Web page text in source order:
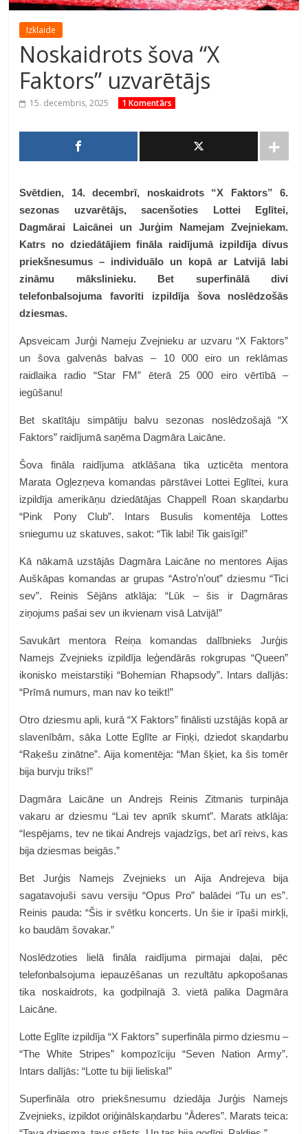
Izklaide
Noskaidrots šova “X
Faktors” uzvarētājs
15. decembris, 2025 1 Komentārs
Svētdien, 14. decembrī, noskaidrots “X Faktors” 6.
sezonas uzvarētājs, sacenšoties Lottei Eglītei,
Dagmārai Laicānei un Jurģim Namejam Zvejniekam.
Katrs no dziedātājiem fināla raidījumā izpildīja divus
priekšnesumus – individuālo un kopā ar Latvijā labi
zināmu mākslinieku. Bet superfinālā divi
telefonbalsojuma favorīti izpildīja šova noslēdzošās
dziesmas.
Apsveicam Jurģi Nameju Zvejnieku ar uzvaru “X Faktors”
un šova galvenās balvas – 10 000 eiro un reklāmas
raidlaika radio “Star FM” ēterā 25 000 eiro vērtībā –
iegūšanu!
Bet skatītāju simpātiju balvu sezonas noslēdzošajā “X
Faktors” raidījumā saņēma Dagmāra Laicāne.
Šova fināla raidījuma atklāšana tika uzticēta mentora
Marata Ogļezņeva komandas pārstāvei Lottei Eglītei, kura
izpildīja amerikāņu dziedātājas Chappell Roan skaņdarbu
“Pink Pony Club”. Intars Busulis komentēja Lottes
sniegumu uz skatuves, sakot: “Tik labi! Tik gaisīgi!”
Kā nākamā uzstājās Dagmāra Laicāne no mentores Aijas
Auškāpas komandas ar grupas “Astro’n’out” dziesmu “Tici
sev”. Reinis Sējāns atklāja: “Lūk – šis ir Dagmāras
ziņojums pašai sev un ikvienam visā Latvijā!”
Savukārt mentora Reiņa komandas dalībnieks Jurģis
Namejs Zvejnieks izpildīja leģendārās rokgrupas “Queen”
ikonisko meistarstiķi “Bohemian Rhapsody”. Intars dalījās:
“Prīmā numurs, man nav ko teikt!”
Otro dziesmu apli, kurā “X Faktors” finālisti uzstājās kopā ar
slavenībām, sāka Lotte Eglīte ar Fiņķi, dziedot skaņdarbu
“Raķešu zinātne”. Aija komentēja: “Man šķiet, ka šis tomēr
bija burvju triks!”
Dagmāra Laicāne un Andrejs Reinis Zitmanis turpināja
vakaru ar dziesmu “Lai tev apnīk skumt”. Marats atklāja:
“Iespējams, tev ne tikai Andrejs vajadzīgs, bet arī reivs, kas
bija dziesmas beigās.”
Bet Jurģis Namejs Zvejnieks un Aija Andrejeva bija
sagatavojuši savu versiju “Opus Pro” balādei “Tu un es”.
Reinis pauda: “Šis ir svētku koncerts. Un šie ir īpaši mirkļi,
ko baudām šovakar.”
Noslēdzoties lielā fināla raidījuma pirmajai daļai, pēc
telefonbalsojuma iepauzēšanas un rezultātu apkopošanas
tika noskaidrots, ka godpilnajā 3. vietā palika Dagmāra
Laicāne.
Lotte Eglīte izpildīja “X Faktors” superfināla pirmo dziesmu –
“The White Stripes” kompozīciju “Seven Nation Army”.
Intars dalījās: “Lotte tu biji lieliska!”
Superfināla otro priekšnesumu dziedāja Jurģis Namejs
Zvejnieks, izpildot oriģinālskaņdarbu “Āderes”. Marats teica: